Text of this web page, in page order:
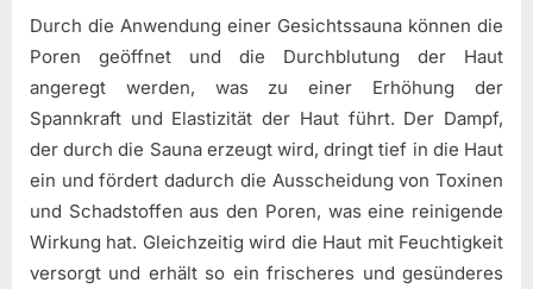
Durch die Anwendung einer Gesichtssauna können die
Poren geöffnet und die Durchblutung der Haut
angeregt werden, was zu einer Erhöhung der
Spannkraft und Elastizität der Haut führt. Der Dampf,
der durch die Sauna erzeugt wird, dringt tief in die Haut
ein und fördert dadurch die Ausscheidung von Toxinen
und Schadstoffen aus den Poren, was eine reinigende
Wirkung hat. Gleichzeitig wird die Haut mit Feuchtigkeit
versorgt und erhält so ein frischeres und gesünderes